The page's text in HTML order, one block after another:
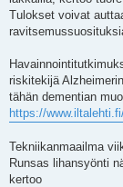
Tulokset voivat
riskitekijä
tähän dementian
https://
Tekniikanmaailma
Runsas lihansyönti
kertoo